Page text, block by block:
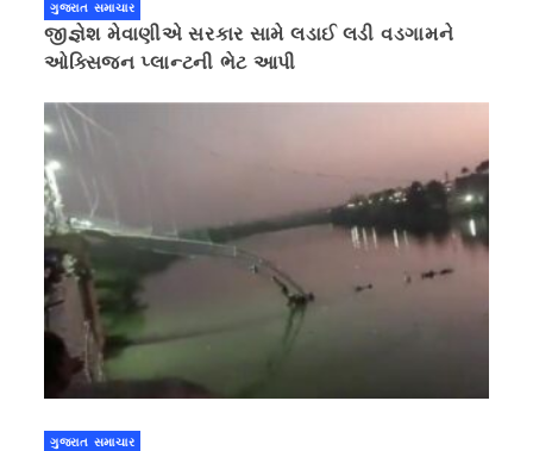
ગુજરાત સમાચાર
જીજ્ઞેશ મેવાણીએ સરકાર સામે લડાઈ લડી વડગામને
ઓક્સિજન પ્લાન્ટની ભેટ આપી
ગુજરાત સમાચાર